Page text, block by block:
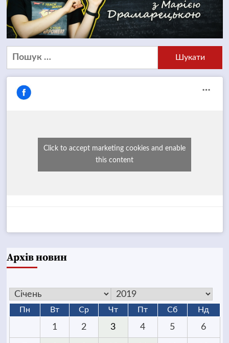
Пошук:
Click to accept marketing cookies and enable
this content
Архів новин
Пн Вт Ср Чт Пт Сб Нд
1 2 3 4 5 6